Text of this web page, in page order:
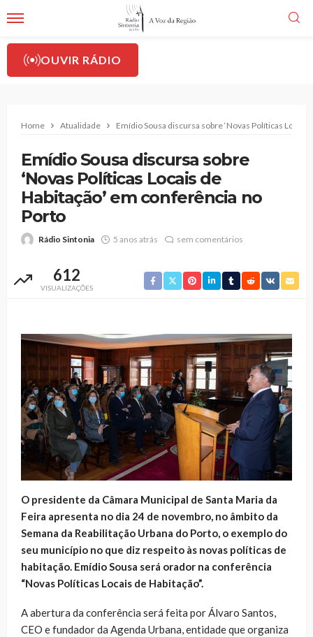
OUVIR RÁDIO
Home Atualidade Emídio Sousa discursa sobre ‘Novas Políticas
Emídio Sousa discursa sobre
‘Novas Políticas Locais de
Habitação’ em conferência no
Porto
Rádio Sintonia 5 anos atrás sem comentários
612
VISUALIZAÇÕES
O presidente da Câmara Municipal de Santa Maria da
Feira apresenta no dia 24 de novembro, no âmbito da
Semana da Reabilitação Urbana do Porto, o exemplo do
seu município no que diz respeito às novas políticas de
habitação. Emídio Sousa será orador na conferência
“Novas Políticas Locais de Habitação”.
A abertura da conferência será feita por Álvaro Santos,
CEO e fundador da Agenda Urbana, entidade que organiza